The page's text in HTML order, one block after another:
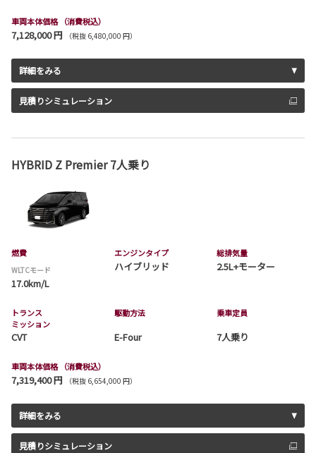
車両本体価格 （消費税込）
7,128,000 円 （税抜 6,480,000 円）
詳細をみる
見積りシミュレーション
HYBRID Z Premier 7人乗り
燃費
WLTCモード
17.0km/L
エンジンタイプ
ハイブリッド
総排気量
2.5L+モーター
トランス
ミッション
CVT
駆動方法
E-Four
乗車定員
7人乗り
車両本体価格 （消費税込）
7,319,400 円 （税抜 6,654,000 円）
詳細をみる
見積りシミュレーション